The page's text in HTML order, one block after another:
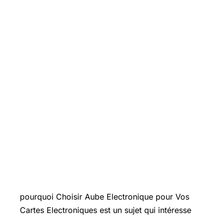
pourquoi Choisir Aube Electronique pour Vos
Cartes Electroniques est un sujet qui intéresse